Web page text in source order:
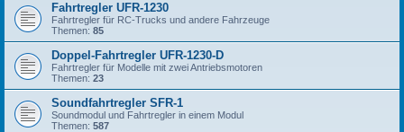
Fahrtregler UFR-1230
Fahrtregler für RC-Trucks und andere Fahrzeuge
Themen: 85
Doppel-Fahrtregler UFR-1230-D
Fahrtregler für Modelle mit zwei Antriebsmotoren
Themen: 23
Soundfahrtregler SFR-1
Soundmodul und Fahrtregler in einem Modul
Themen: 587